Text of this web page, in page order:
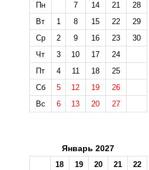
Пн
7 14 21
28
Вт
1 8 15 22
29
Ср
2 9 16 23
30
Чт
3 10 17
24
Пт
4 11 18
25
Сб
5 12 19
26
Вс
6 13 20 27
Январь 2027
18 19 20 21
22